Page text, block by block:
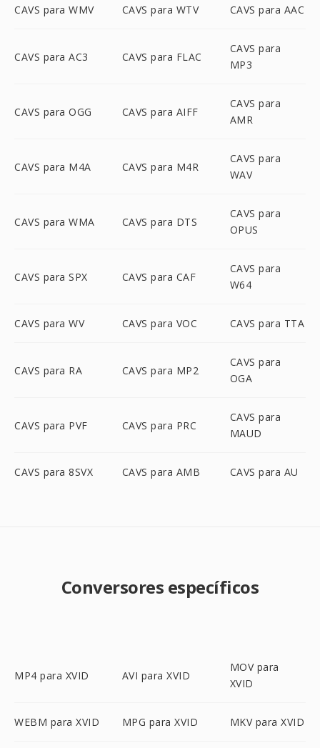
CAVS para WMV CAVS para WTV CAVS para AAC
CAVS para AC3 CAVS para FLAC
CAVS para
MP3
CAVS para OGG CAVS para AIFF
CAVS para
AMR
CAVS para M4A CAVS para M4R
CAVS para
WAV
CAVS para WMA CAVS para DTS
CAVS para
OPUS
CAVS para SPX CAVS para CAF
CAVS para
W64
CAVS para WV CAVS para VOC CAVS para TTA
CAVS para RA CAVS para MP2
CAVS para
OGA
CAVS para PVF CAVS para PRC
CAVS para
MAUD
CAVS para 8SVX CAVS para AMB CAVS para AU
Conversores específicos
MP4 para XVID AVI para XVID
MOV para
XVID
WEBM para XVID MPG para XVID MKV para XVID